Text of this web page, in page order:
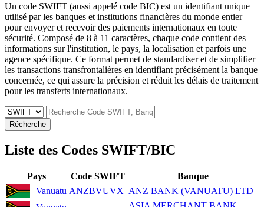
Un code SWIFT (aussi appelé code BIC) est un identifiant unique
utilisé par les banques et institutions financières du monde entier
pour envoyer et recevoir des paiements internationaux en toute
sécurité. Composé de 8 à 11 caractères, chaque code contient des
informations sur l'institution, le pays, la localisation et parfois une
agence spécifique. Ce format permet de standardiser et de simplifier
les transactions transfrontalières en identifiant précisément la banque
concernée, ce qui assure la précision et réduit les délais de traitement
pour les transferts internationaux.
Récherche
Liste des Codes SWIFT/BIC
Pays Code SWIFT
Banque
Vanuatu ANZBVUVX ANZ BANK (VANUATU) LTD